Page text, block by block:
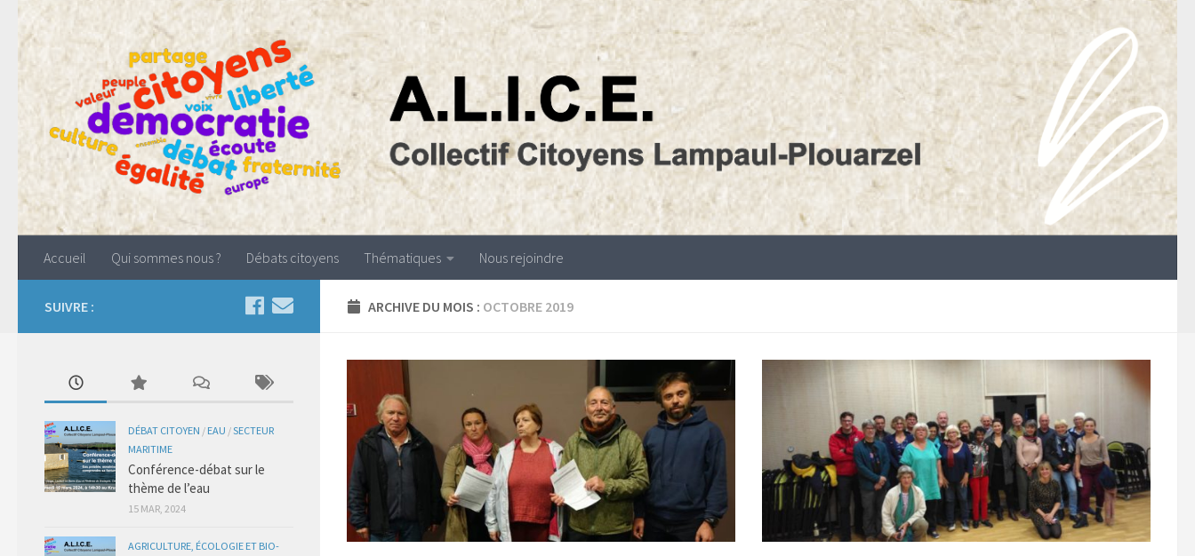
Accueil Qui sommes nous ? Débats citoyens Thématiques Nous rejoindre
ARCHIVE DU MOIS : OCTOBRE 2019
SUIVRE :
DÉBAT CITOYEN / EAU /SECTEUR
MARITIME
Conférence-débat sur le
thème de l’eau
15 MAR, 2024
AGRICULTURE, ÉCOLOGIE ET BIO-